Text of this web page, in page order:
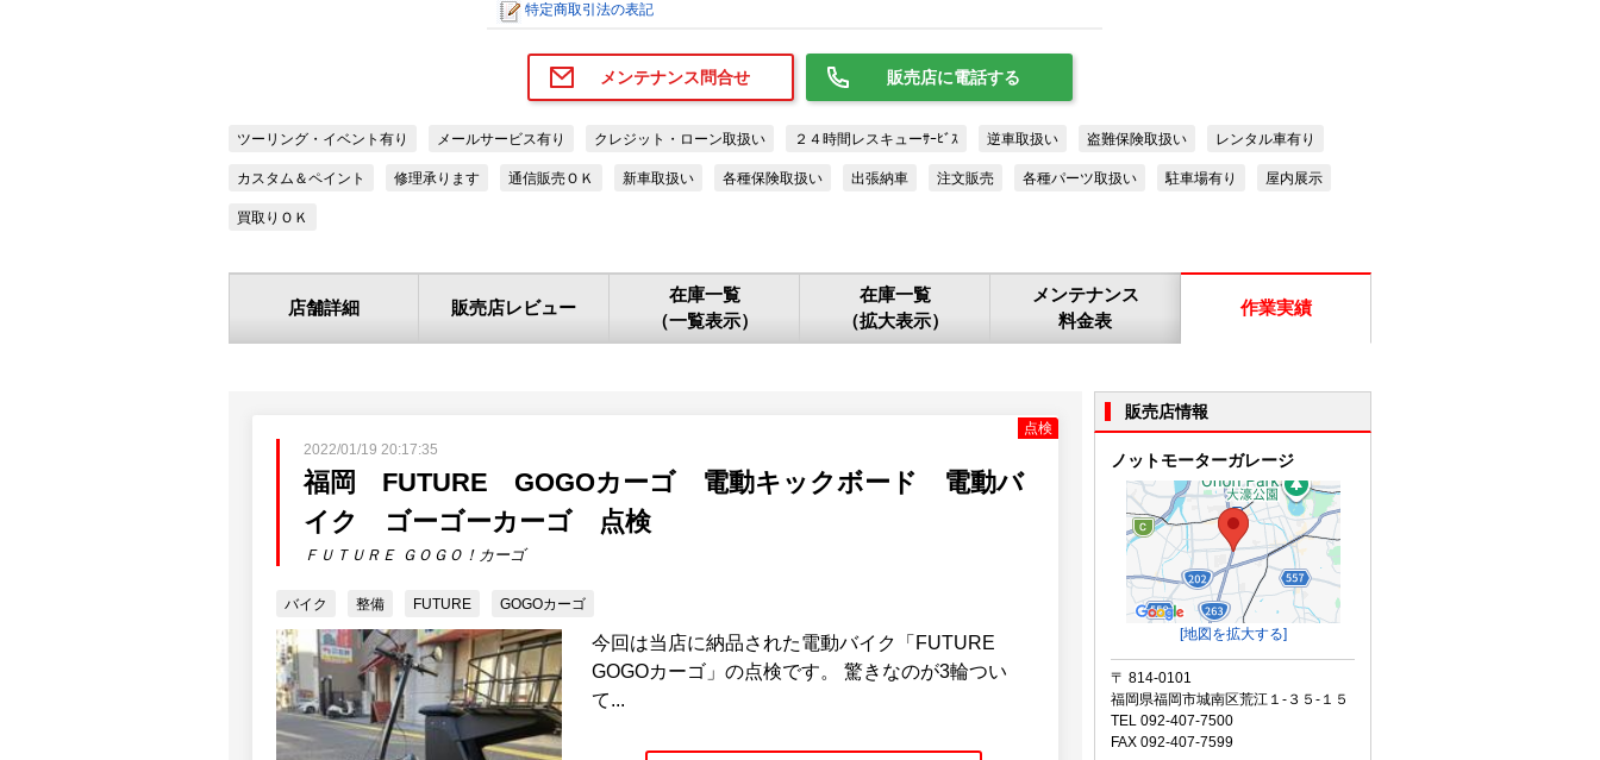
特定商取引法の表記
メンテナンス問合せ 販売店に電話する
ツーリング・イベント有り メールサービス有り クレジット・ローン取扱い ２４時間レスキューｻｰﾋﾞｽ 逆車取扱い 盗難保険取扱い レンタル車有り
カスタム＆ペイント 修理承ります 通信販売ＯＫ 新車取扱い 各種保険取扱い 出張納車 注文販売 各種パーツ取扱い 駐車場有り 屋内展示
買取りＯＫ
店舗詳細 販売店レビュー
在庫一覧
（一覧表示）
在庫一覧
（拡大表示）
メンテナンス
料金表
作業実績
点検
2022/01/19 20:17:35
福岡 FUTURE GOGOカーゴ 電動キックボード 電動バ
イク ゴーゴーカーゴ 点検
ＦＵＴＵＲＥ ＧＯＧＯ！カーゴ
バイク 整備 FUTURE GOGOカーゴ
今回は当店に納品された電動バイク「FUTURE
GOGOカーゴ」の点検です。 驚きなのが3輪つい
て...
販売店情報
ノットモーターガレージ
[地図を拡大する]
〒 814-0101
福岡県福岡市城南区荒江１-３５-１５
TEL 092-407-7500
FAX 092-407-7599